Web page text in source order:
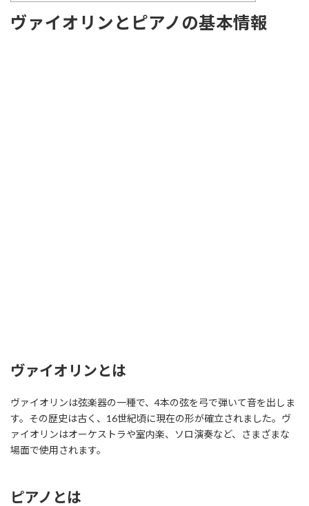
ヴァイオリンとピアノの基本情報
ヴァイオリンとは
ヴァイオリンは弦楽器の一種で、4本の弦を弓で弾いて音を出しま
す。その歴史は古く、16世紀頃に現在の形が確立されました。ヴ
ァイオリンはオーケストラや室内楽、ソロ演奏など、さまざまな
場面で使用されます。
ピアノとは